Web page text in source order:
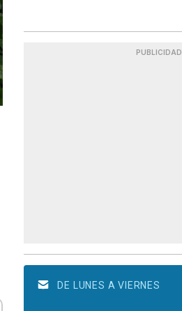
PUBLICIDAD
DE LUNES A VIERNES